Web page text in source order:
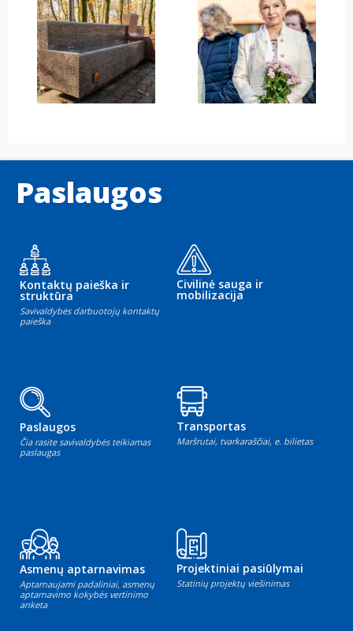
Paslaugos
Kontaktų paieška ir
struktūra
Savivaldybės darbuotojų kontaktų
paieška
Civilinė sauga ir
mobilizacija
Paslaugos
Čia rasite savivaldybės teikiamas
paslaugas
Transportas
Maršrutai, tvarkaraščiai, e. bilietas
Asmenų aptarnavimas
Aptarnaujami padaliniai, asmenų
aptarnavimo kokybės vertinimo
anketa
Projektiniai pasiūlymai
Statinių projektų viešinimas